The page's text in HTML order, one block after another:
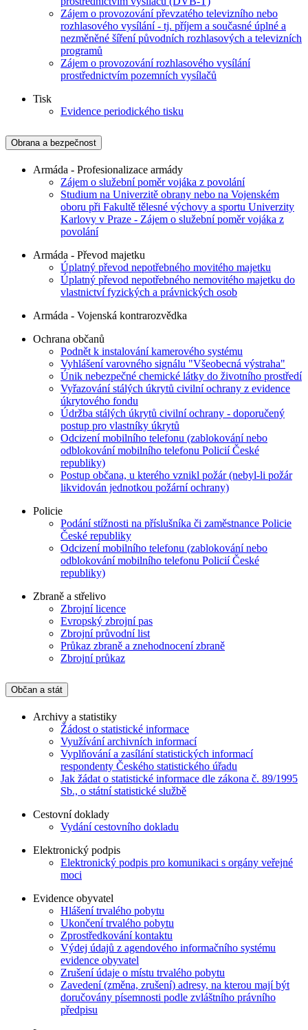
Zájem o provozování převzatého televizního nebo
rozhlasového vysílání - tj. příjem a současné úplné a
nezměněné šíření původních rozhlasových a televizních
programů
Zájem o provozování rozhlasového vysílání
prostřednictvím pozemních vysílačů
Tisk
Evidence periodického tisku
Obrana a bezpečnost
Armáda - Profesionalizace armády
Zájem o služební poměr vojáka z povolání
Studium na Univerzitě obrany nebo na Vojenském
oboru při Fakultě tělesné výchovy a sportu Univerzity
Karlovy v Praze - Zájem o služební poměr vojáka z
povolání
Armáda - Převod majetku
Úplatný převod nepotřebného movitého majetku
Úplatný převod nepotřebného nemovitého majetku do
vlastnictví fyzických a právnických osob
Armáda - Vojenská kontrarozvědka
Ochrana občanů
Podnět k instalování kamerového systému
Vyhlášení varovného signálu "Všeobecná výstraha"
Únik nebezpečné chemické látky do životního prostředí
Vyřazování stálých úkrytů civilní ochrany z evidence
úkrytového fondu
Údržba stálých úkrytů civilní ochrany - doporučený
postup pro vlastníky úkrytů
Odcizení mobilního telefonu (zablokování nebo
odblokování mobilního telefonu Policií České
republiky)
Postup občana, u kterého vznikl požár (nebyl-li požár
likvidován jednotkou požární ochrany)
Policie
Podání stížnosti na příslušníka či zaměstnance Policie
České republiky
Odcizení mobilního telefonu (zablokování nebo
odblokování mobilního telefonu Policií České
republiky)
Zbraně a střelivo
Zbrojní licence
Evropský zbrojní pas
Zbrojní průvodní list
Průkaz zbraně a znehodnocení zbraně
Zbrojní průkaz
Občan a stát
Archivy a statistiky
Žádost o statistické informace
Využívání archivních informací
Vyplňování a zasílání statistických informací
respondenty Českého statistického úřadu
Jak žádat o statistické informace dle zákona č. 89/1995
Sb., o státní statistické službě
Cestovní doklady
Vydání cestovního dokladu
Elektronický podpis
Elektronický podpis pro komunikaci s orgány veřejné
moci
Evidence obyvatel
Hlášení trvalého pobytu
Ukončení trvalého pobytu
Zprostředkování kontaktu
Výdej údajů z agendového informačního systému
evidence obyvatel
Zrušení údaje o místu trvalého pobytu
Zavedení (změna, zrušení) adresy, na kterou mají být
doručovány písemnosti podle zvláštního právního
předpisu